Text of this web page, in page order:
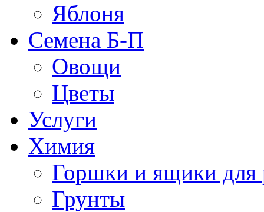
Яблоня
Семена Б-П
Овощи
Цветы
Услуги
Химия
Горшки и ящики для
Грунты